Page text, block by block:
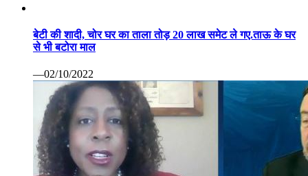
बेटी की शादी, चोर घर का ताला तोड़ 20 लाख समेट ले गए.ताऊ के घर
से भी बटोरा माल
—02/10/2022